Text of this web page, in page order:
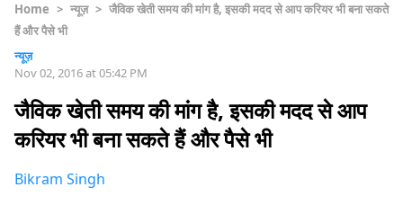
Home > न्यूज़ > जैविक खेती समय की मांग है, इसकी मदद से आप करियर भी बना सकते
हैं और पैसे भी
न्यूज़
Nov 02, 2016 at 05:42 PM
जैविक खेती समय की मांग है, इसकी मदद से आप
करियर भी बना सकते हैं और पैसे भी
Bikram Singh